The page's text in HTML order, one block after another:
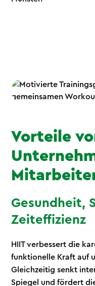
Vorteile
Gesundheit,
Zeiteffizienz
HIIT verbessert die
funktionelle Kraft auf
Gleichzeitig senkt
Spiegel und fördert